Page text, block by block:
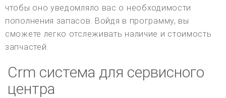
чтобы оно уведомляло вас о необходимости
пополнения запасов. Войдя в программу, вы
сможете легко отслеживать наличие и стоимость
запчастей.
Crm система для сервисного
центра